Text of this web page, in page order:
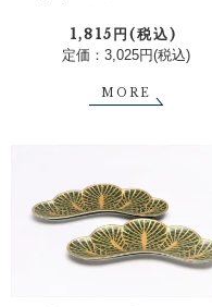
1,815円(税込)
定価：3,025円(税込)
MORE